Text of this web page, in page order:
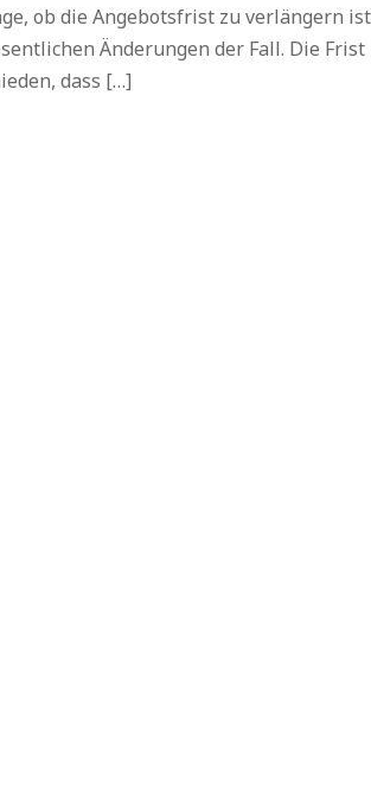
ob die Angebotsfrist zu verlängern ist.
Änderungen der Fall. Die
dass […]